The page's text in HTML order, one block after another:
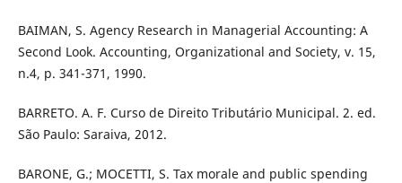
BAIMAN, S. Agency Research in Managerial Accounting: A
Second Look. Accounting, Organizational and Society, v. 15,
n.4, p. 341-371, 1990.
BARRETO. A. F. Curso de Direito Tributário Municipal. 2. ed.
São Paulo: Saraiva, 2012.
BARONE, G.; MOCETTI, S. Tax morale and public spending